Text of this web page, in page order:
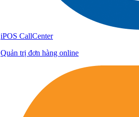
iPOS CallCenter
Quản trị đơn hàng online